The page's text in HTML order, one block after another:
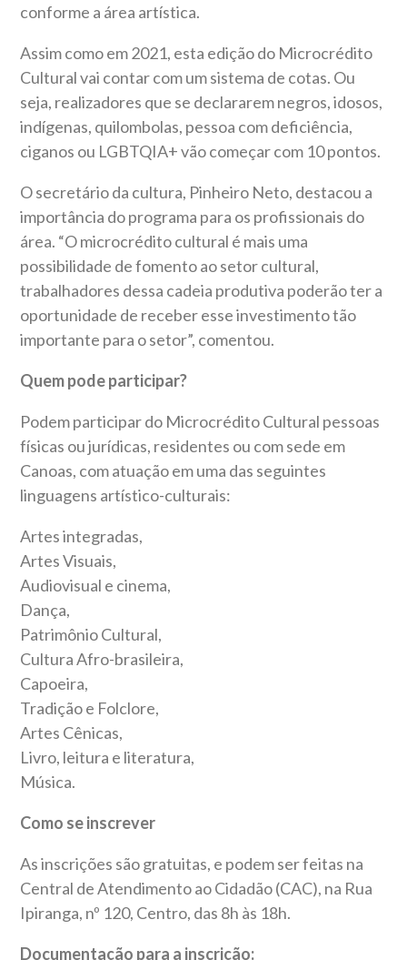
conforme a área artística.
Assim como em 2021, esta edição do Microcrédito
Cultural vai contar com um sistema de cotas. Ou
seja, realizadores que se declararem negros, idosos,
indígenas, quilombolas, pessoa com deficiência,
ciganos ou LGBTQIA+ vão começar com 10 pontos.
O secretário da cultura, Pinheiro Neto, destacou a
importância do programa para os profissionais do
área. “O microcrédito cultural é mais uma
possibilidade de fomento ao setor cultural,
trabalhadores dessa cadeia produtiva poderão ter a
oportunidade de receber esse investimento tão
importante para o setor”, comentou.
Quem pode participar?
Podem participar do Microcrédito Cultural pessoas
físicas ou jurídicas, residentes ou com sede em
Canoas, com atuação em uma das seguintes
linguagens artístico-culturais:
Artes integradas,
Artes Visuais,
Audiovisual e cinema,
Dança,
Patrimônio Cultural,
Cultura Afro-brasileira,
Capoeira,
Tradição e Folclore,
Artes Cênicas,
Livro, leitura e literatura,
Música.
Como se inscrever
As inscrições são gratuitas, e podem ser feitas na
Central de Atendimento ao Cidadão (CAC), na Rua
Ipiranga, nº 120, Centro, das 8h às 18h.
Documentação para a inscrição: